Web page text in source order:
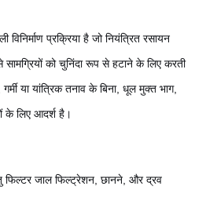
विनिर्माण प्रक्रिया है जो नियंत्रित रसायन
सामग्रियों को चुनिंदा रूप से हटाने के लिए करती
या यांत्रिक तनाव के बिना, धूल मुक्त भाग,
के लिए आदर्श है।
फिल्टर जाल फिल्ट्रेशन, छानने, और द्रव